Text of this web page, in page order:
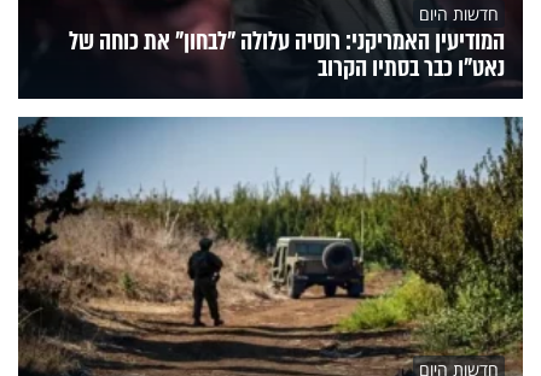
חדשות היום
המודיעין האמריקני: רוסיה עלולה "לבחון" את כוחה של
נאט"ו כבר בסתיו הקרוב
חדשות היום